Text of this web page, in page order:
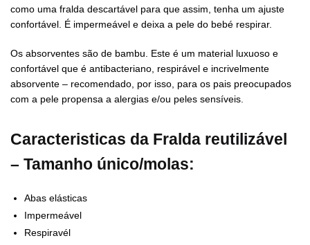
como uma fralda descartável para que assim, tenha um ajuste
confortável. É impermeável e deixa a pele do bebé respirar.
Os absorventes são de bambu. Este é um material luxuoso e
confortável que é antibacteriano, respirável e incrivelmente
absorvente – recomendado, por isso, para os pais preocupados
com a pele propensa a alergias e/ou peles sensíveis.
Caracteristicas da Fralda reutilizável
– Tamanho único/molas:
Abas elásticas
Impermeável
Respiravél